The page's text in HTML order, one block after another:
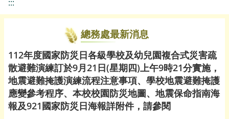
:::
總務處最新消息
112年度國家防災日各級學校及幼兒園複合式災害疏
散避難演練訂於9月21日(星期四)上午9時21分實施，
地震避難掩護演練流程注意事項、學校地震避難掩護
應變參考程序、本校校園防災地圖、地震保命指南海
報及921國家防災日海報詳附件，請參閱